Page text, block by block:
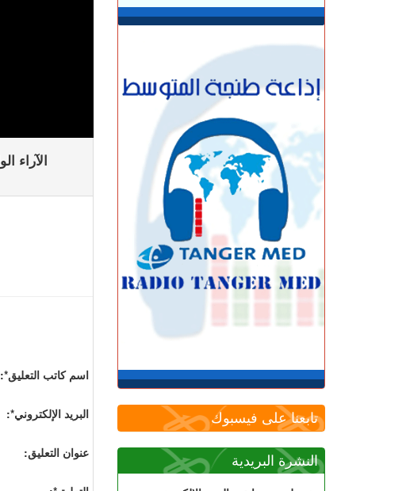
الآراء
اسم كاتب التعليق*:
البريد الإلكتروني*:
عنوان التعليق:
اصطدام سيارة بعمود إنارة بطريق حكامة
صحيفة إسبانية..المغرب استطاع رصد
الاقتحام الجماعي لسبتة عبر القمرين
الاصطناعيين
تابعنا على فيسبوك
النشرة البريدية